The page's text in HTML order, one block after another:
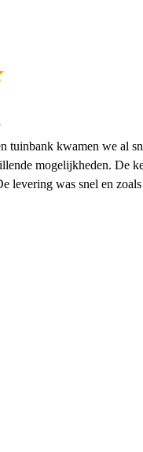
tuinbank kwamen we al
mogelijkheden. De
levering was snel en